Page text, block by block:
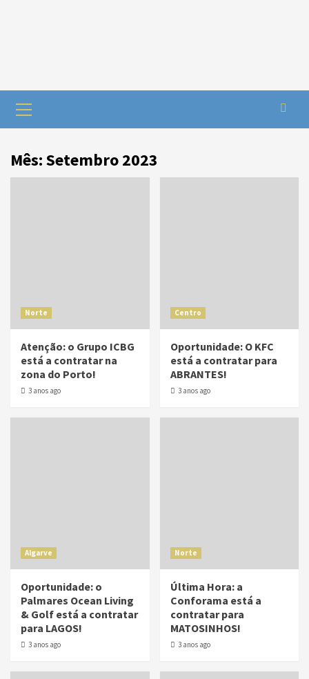
Mês:Setembro 2023
Norte
Atenção: o Grupo ICBG
está a contratar na
zona do Porto!
3 anos ago
Centro
Oportunidade: O KFC
está a contratar para
ABRANTES!
3 anos ago
Algarve
Oportunidade: o
Palmares Ocean Living
& Golf está a contratar
para LAGOS!
3 anos ago
Norte
Última Hora: a
Conforama está a
contratar para
MATOSINHOS!
3 anos ago